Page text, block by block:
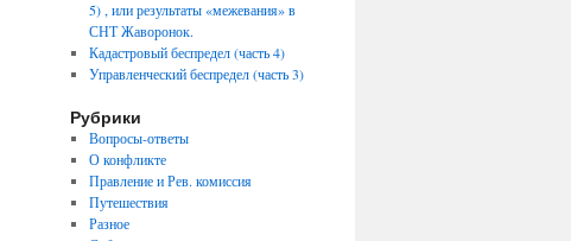
5) , или результаты «межевания» в
СНТ Жаворонок.
Кадастровый беспредел (часть 4)
Управленческий беспредел (часть 3)
Рубрики
Вопросы-ответы
О конфликте
Правление и Рев. комиссия
Путешествия
Разное